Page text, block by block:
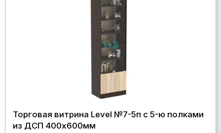
Торговая витрина Level №7-5п с 5-ю полками
из ДСП 400х600мм